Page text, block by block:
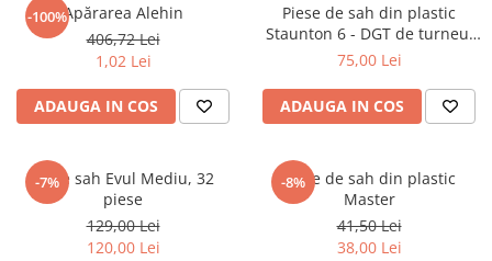
Cluburi Si Scoli
Colectie De Partide
Computere de sah
DGT
Instruire Generala
-100%Apărarea Alehin
406,72 Lei
1,02 Lei
ADAUGA IN COS
Piese de sah din plastic
Staunton 6 - DGT de turneu,
in punga
75,00 Lei
ADAUGA IN COS
-7%
Piese sah Evul Mediu, 32
piese
129,00 Lei
120,00 Lei
-8%
Piese de sah din plastic
Master
41,50 Lei
38,00 Lei